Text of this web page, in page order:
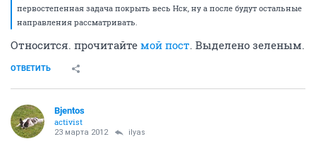
первостепенная задача покрыть весь Нск, ну а после будут остальные
направления рассматривать.
Относится. прочитайте мой пост. Выделено зеленым.
ОТВЕТИТЬ
Bjentos
activist
23 марта 2012 ilyas